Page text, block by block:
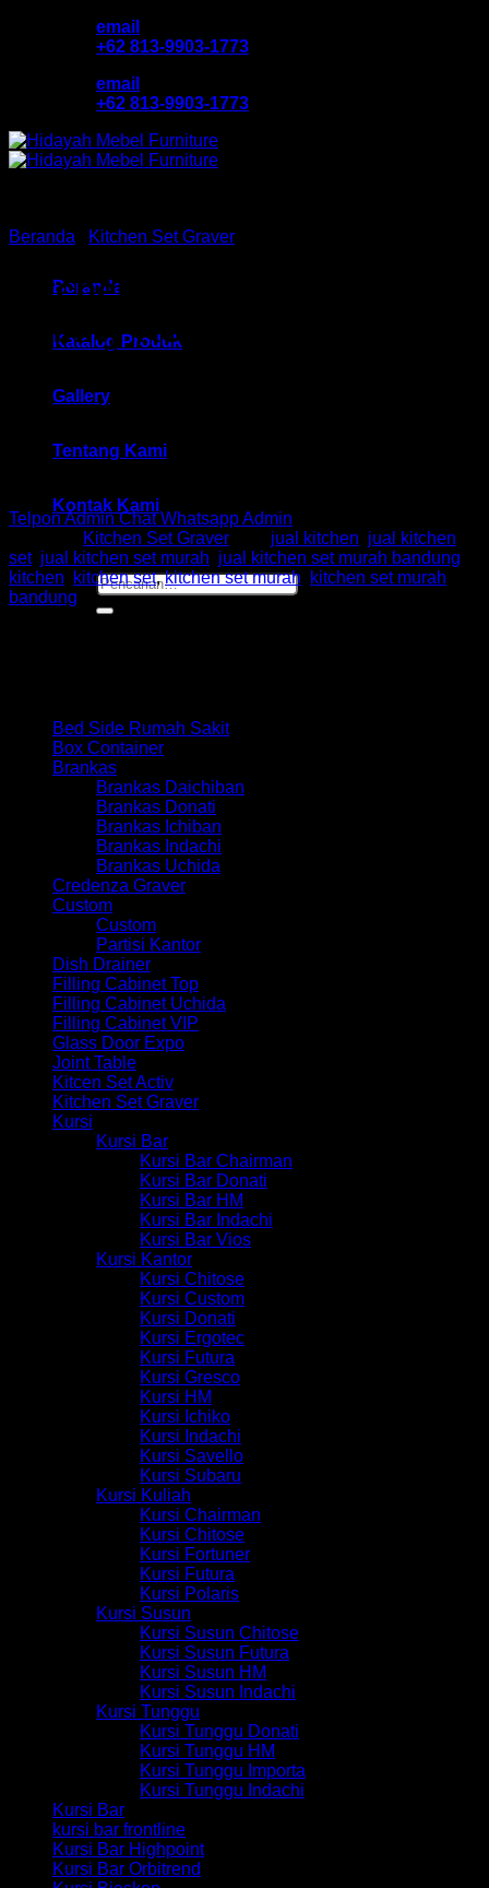
email
+62 813-9903-1773
email
+62 813-9903-1773
Beranda
Katalog Produk
Gallery
Tentang Kami
Kontak Kami
Pencarian
untuk:
Beranda Kitchen Set Graver
Kitchen Set Atas Grav
Infinity KSA 2 Pintu Polos
Telpon Admin Chat Whatsapp Admin
Kitchen Set Graver jual kitchen jual kitchen
set, jual kitchen set murah jual kitchen set murah bandung
kitchen
kitchen set,kitchen set murah
kitchen set murah
bandung
Bed Side Rumah Sakit
Box Container
Brankas
Brankas Daichiban
Brankas Donati
Brankas Ichiban
Brankas Indachi
Brankas Uchida
Credenza Graver
Custom
Custom
Partisi Kantor
Dish Drainer
Filling Cabinet Top
Filling Cabinet Uchida
Filling Cabinet VIP
Glass Door Expo
Joint Table
Kitcen Set Activ
Kitchen Set Graver
Kursi
Kursi Bar
Kursi Bar Chairman
Kursi Bar Donati
Kursi Bar HM
Kursi Bar Indachi
Kursi Bar Vios
Kursi Kantor
Kursi Chitose
Kursi Custom
Kursi Donati
Kursi Ergotec
Kursi Futura
Kursi Gresco
Kursi HM
Kursi Ichiko
Kursi Indachi
Kursi Savello
Kursi Subaru
Kursi Kuliah
Kursi Chairman
Kursi Chitose
Kursi Fortuner
Kursi Futura
Kursi Polaris
Kursi Susun
Kursi Susun Chitose
Kursi Susun Futura
Kursi Susun HM
Kursi Susun Indachi
Kursi Tunggu
Kursi Tunggu Donati
Kursi Tunggu HM
Kursi Tunggu Importa
Kursi Tunggu Indachi
Kursi Bar
kursi bar frontline
Kursi Bar Highpoint
Kursi Bar Orbitrend